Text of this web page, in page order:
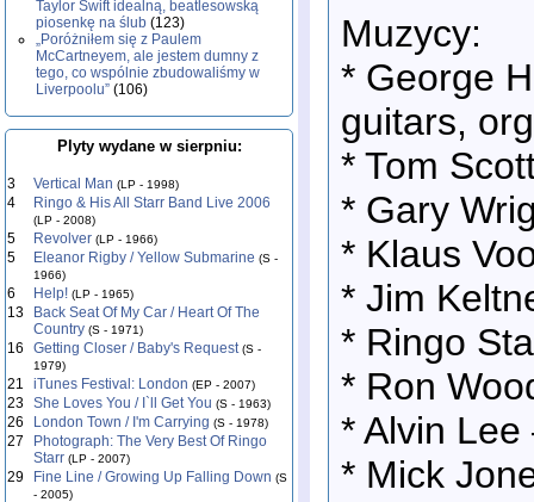
Taylor Swift idealną, beatlesowską
piosenkę na ślub (123)
„Poróżniłem się z Paulem
McCartneyem, ale jestem dumny z
tego, co wspólnie zbudowaliśmy w
Liverpoolu” (106)
Plyty wydane w sierpniu:
3 Vertical Man (LP - 1998)
4 Ringo & His All Starr Band Live 2006
(LP - 2008)
5 Revolver (LP - 1966)
5 Eleanor Rigby / Yellow Submarine (S -
1966)
6 Help! (LP - 1965)
13
Back Seat Of My Car / Heart Of The
Country (S - 1971)
16 Getting Closer / Baby's Request (S -
1979)
21 iTunes Festival: London (EP - 2007)
23 She Loves You / I`ll Get You (S - 1963)
26 London Town / I'm Carrying (S - 1978)
27
Photograph: The Very Best Of Ringo
Starr (LP - 2007)
29 Fine Line / Growing Up Falling Down (S
- 2005)
Muzycy:
* George
guitars,
* Tom
* Gary
* Klaus
* Jim
* Ringo
* Ron
* Alvin
* Mick